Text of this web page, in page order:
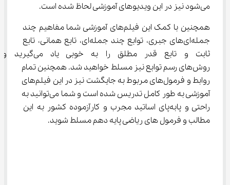
می‌شود نیز در این ویدیوهای آموزشی لحاظ شده است.
همچنین با کمک این فیلم‌های آموزشی شما مفاهیم چند
جمله‌ای‌های جبری، توابع چند جمله‌ای، تابع همانی، تابع
ثابت و تابع قدر مطلق را به خوبی
روش‌های رسم توابع نیز مسلط خواهید شد. همچنین تمام
روابط و فرمول‌های مربوط به جایگشت نیز در این فیلم‌های
آموزشی به طور کامل تدریس شده است و شما می‌توانید به
راحتی و پابه‌پای اساتید مجرب و کارآزموده کشور به این
مطالب و فرمول ‌های ریاضی پایه دهم مسلط شوید.